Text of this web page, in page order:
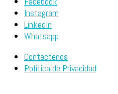
Instagram
LinkedIn
Whatsapp
Contáctenos
Política de Privacidad